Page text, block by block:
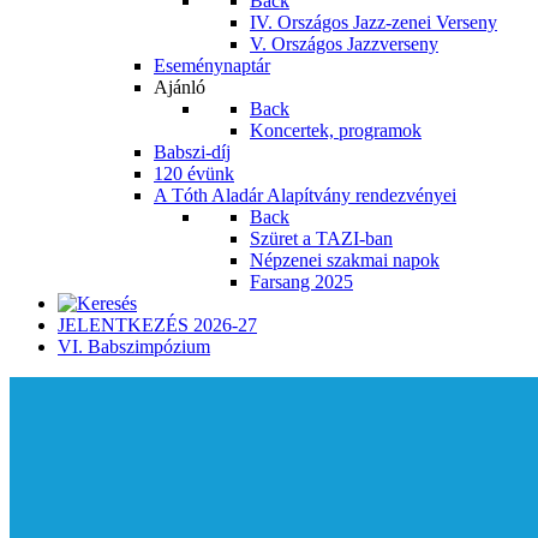
IV. Országos Jazz-zenei Verseny
V. Országos Jazzverseny
Eseménynaptár
Ajánló
Back
Koncertek, programok
Babszi-díj
120 évünk
A Tóth Aladár Alapítvány rendezvényei
Back
Szüret a TAZI-ban
Népzenei szakmai napok
Farsang 2025
JELENTKEZÉS 2026-27
VI. Babszimpózium